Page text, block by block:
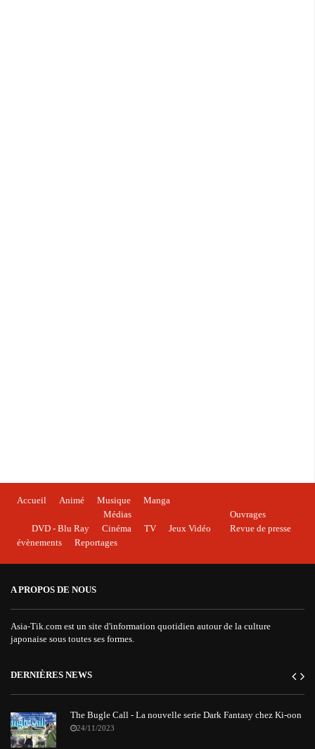
Accueil Animé Musique
Manga
Médias
DVD - Blu Ray
Cinéma TV Jeux Vidéo
Ouvrages
Revue de presse
évènements
Reportages
A PROPOS DE NOUS
Asia-Tik.com est un site d'information quotidien autour de la culture
japonaise sous toutes ses formes.
DERNIÈRES NEWS
The Bugle Call - La nouvelle serie Dark Fantasy chez Ki-oon
24/11/2023